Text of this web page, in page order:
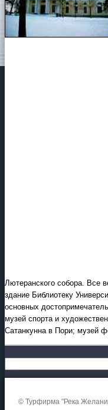
Лютеранского собора. Все
здание Библиотеку
основных
музей спорта и
Сатанкунна в Пори; музей
© Турфирма "Река